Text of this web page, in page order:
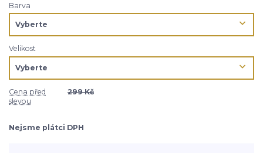
Barva
Velikost
Cena před
slevou
299 Kč
Nejsme plátci DPH